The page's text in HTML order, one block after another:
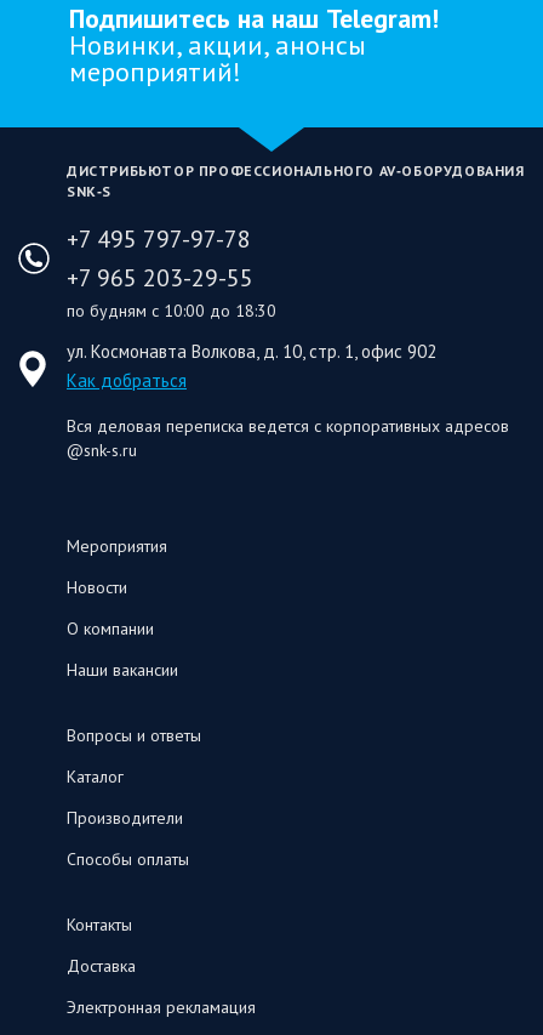
Подпишитесь на наш Telegram!
Новинки, акции, анонсы
мероприятий!
ДИСТРИБЬЮТОР ПРОФЕССИОНАЛЬНОГО AV‑ОБОРУДОВАНИЯ
SNK‑S
+7 495 797-97-78
+7 965 203-29-55
по будням с 10:00 до 18:30
ул. Космонавта Волкова, д. 10, стр. 1, офис 902
Как добраться
Вся деловая переписка ведется с корпоративных адресов
@snk-s.ru
Мероприятия
Новости
О компании
Наши вакансии
Вопросы и ответы
Каталог
Производители
Способы оплаты
Контакты
Доставка
Электронная рекламация